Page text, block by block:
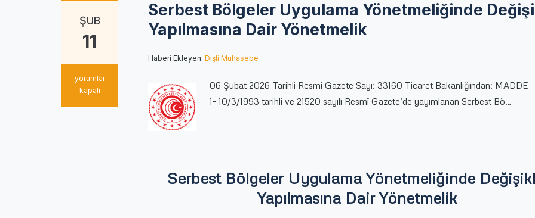
ŞUB
11
Serbest
Bölgeler
yorumlar
kapalı
Serbest Bölgeler Uygulama Yönetmeliğinde
Yapılmasına Dair Yönetmelik
Haberi Ekleyen:Dişli Muhasebe
06 Şubat 2026 Tarihli Resmi Gazete Sayı: 33160 Ticaret Bakanlığından: MADDE
1- 10/3/1993 tarihli ve 21520 sayılı Resmî Gazete’de yayımlanan Serbest Bö…
Serbest Bölgeler Uygulama Yönetmeliğinde
Yapılmasına Dair Yönetmelik